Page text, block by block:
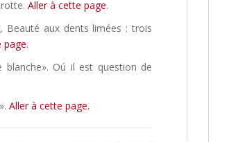
Aller à cette page.
Beauté aux dents limées : trois
page.
Oú il est question de
Aller à cette page.